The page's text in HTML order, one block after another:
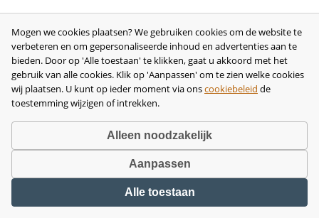
disclaimer•privacy- en cookiebeleid
voorwaarden•herroeping•bedrijfsgegevens
Mogen we cookies plaatsen? We gebruiken cookies om de website te
verbeteren en om gepersonaliseerde inhoud en advertenties aan te
bieden. Door op 'Alle toestaan' te klikken, gaat u akkoord met het
gebruik van alle cookies. Klik op 'Aanpassen' om te zien welke cookies
wij plaatsen. U kunt op ieder moment via onscookiebeleid de
toestemming wijzigen of intrekken.
Alleen noodzakelijk
Aanpassen
Alle toestaan